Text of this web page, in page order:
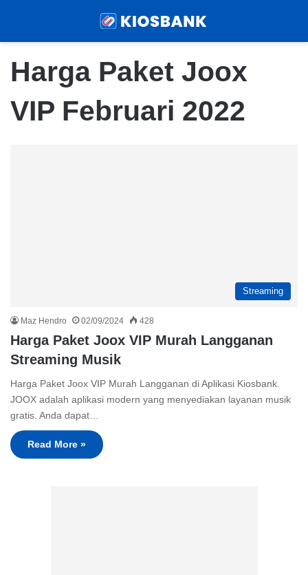
Harga Paket Joox
VIP Februari 2022
Streaming
Maz Hendro 02/09/2024 428
Harga Paket Joox VIP Murah Langganan
Streaming Musik
Harga Paket Joox VIP Murah Langganan di Aplikasi Kiosbank.
JOOX adalah aplikasi modern yang menyediakan layanan musik
gratis. Anda dapat…
Read More »